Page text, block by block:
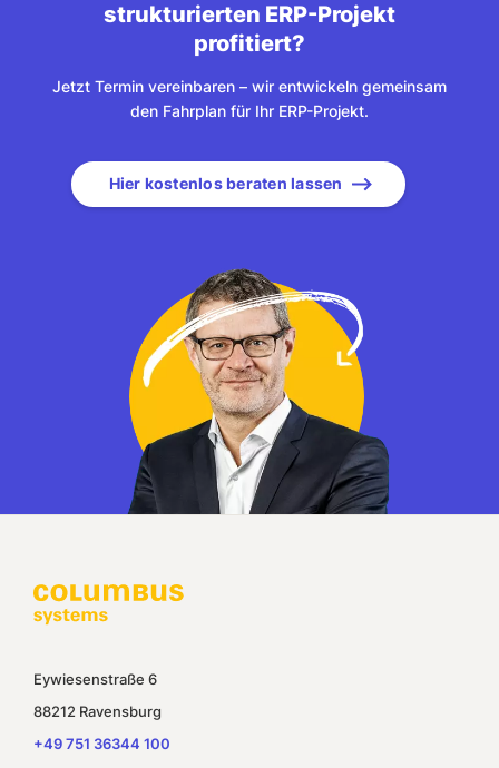
strukturierten ERP-Projekt
profitiert?
Jetzt Termin vereinbaren – wir entwickeln gemeinsam
den Fahrplan für Ihr ERP-Projekt.
Hier kostenlos beraten lassen
Eywiesenstraße 6
88212 Ravensburg
+49 751 36344 100